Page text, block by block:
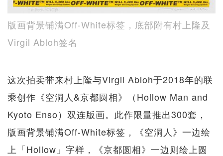
版画背景铺满Off-White标签，底部附有村上隆及
Virgil Abloh签名
这次拍卖带来村上隆与Virgil Abloh于2018年的联
乘创作《空洞人&京都圆相》（Hollow Man and
Kyoto Enso）双连版画。此作限量推出300套，
版画背景铺满Off-White标签，《空洞人》一边绘
上「Hollow」字样，《京都圆相》一边则绘上圆